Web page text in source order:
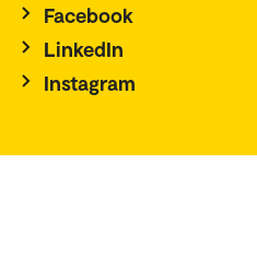
Facebook
LinkedIn
Instagram